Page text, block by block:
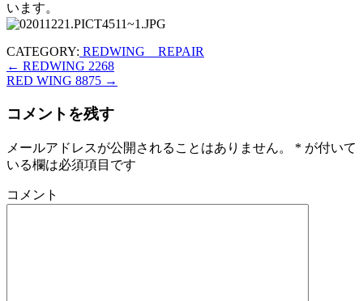
います。
CATEGORY: REDWING REPAIR
← REDWING 2268
RED WING 8875 →
コメントを残す
メールアドレスが公開されることはありません。 * が付いて
いる欄は必須項目です
コメント